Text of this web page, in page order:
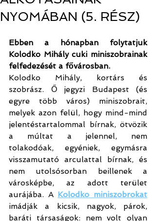
NYOMÁBAN (5. RÉSZ)
Ebben a hónapban folytatjuk
Kolodko Mihály cuki miniszobrainak
felfedezését a fővárosban.
Kolodko Mihály, kortárs és
szobrász. Ő jegyzi Budapest (és
egyre több város) miniszobrait,
melyek azon felül, hogy mind-mind
jelentéstartalommal bírnak, ötvözik
a múltat a jelennel, nem
tolakodóak, egyéniek, egymásra
visszamutató arculattal bírnak, és
nem utolsósorban beillenek a
városképbe, az adott terület
aurájába. A Kolodko miniszobrokat
imádják a kicsik, nagyok, párok,
baráti társaságok: nem volt olyan